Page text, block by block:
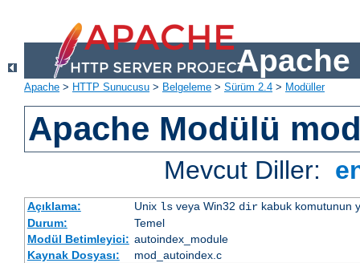
Apache
Apache > HTTP Sunucusu > Belgeleme > Sürüm 2.4 > Modüller
Apache Modülü
Mevcut Diller:
Açıklama: Unix lsveya Win32 dirkabuk komutunun
Durum:
Temel
Modül Betimleyici: autoindex_module
Kaynak Dosyası:
mod_autoindex.c